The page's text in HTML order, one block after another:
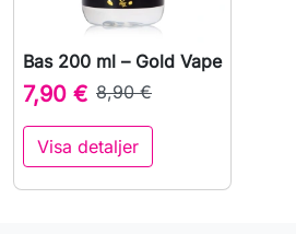
Bas 200 ml – Gold Vape
7,90 € 8,90 €
Visa detaljer